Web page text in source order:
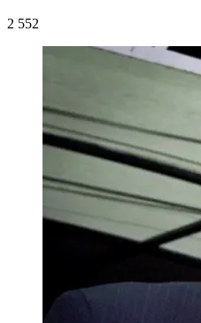
2 552